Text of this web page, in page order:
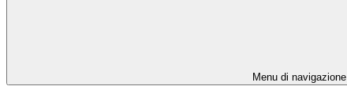
Menu di navigazione